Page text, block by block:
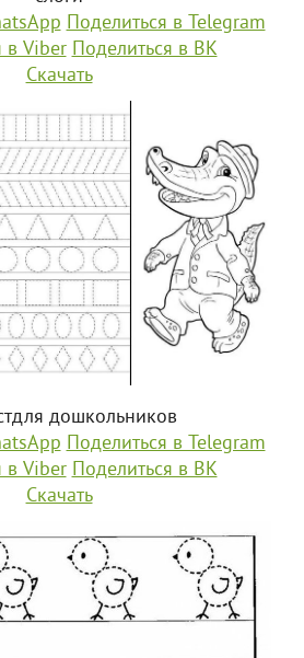
Поделиться в Telegram
в Viber Поделиться в ВК
Скачать
дошкольников
Поделиться в Telegram
в Viber Поделиться в ВК
Скачать